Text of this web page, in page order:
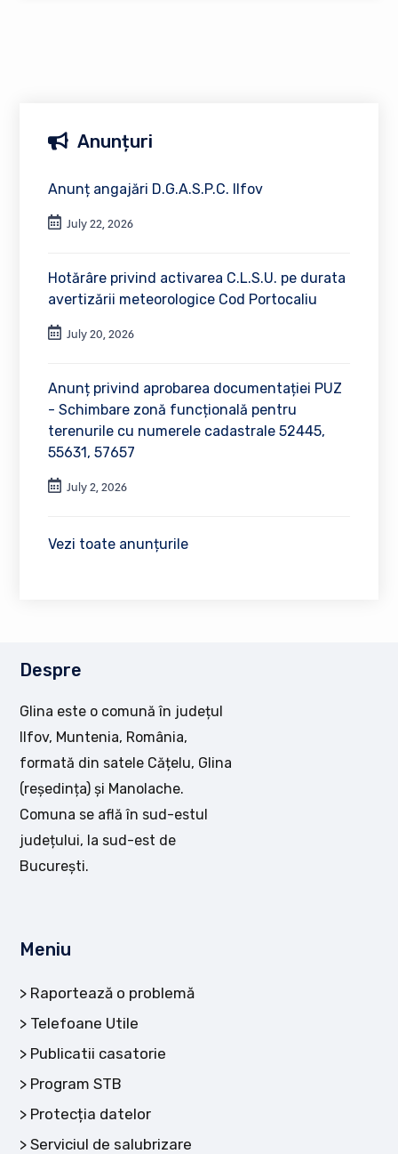
Anunțuri
Anunț angajări D.G.A.S.P.C. Ilfov
July 22, 2026
Hotărâre privind activarea C.L.S.U. pe durata
avertizării meteorologice Cod Portocaliu
July 20, 2026
Anunț privind aprobarea documentației PUZ
- Schimbare zonă funcțională pentru
terenurile cu numerele cadastrale 52445,
55631, 57657
July 2, 2026
Vezi toate anunțurile
Despre
Glina este o comună în județul
Ilfov, Muntenia, România,
formată din satele Cățelu, Glina
(reședința) și Manolache.
Comuna se află în sud-estul
județului, la sud-est de
București.
Meniu
Raportează o problemă
Telefoane Utile
Publicatii casatorie
Program STB
Protecția datelor
Serviciul de salubrizare